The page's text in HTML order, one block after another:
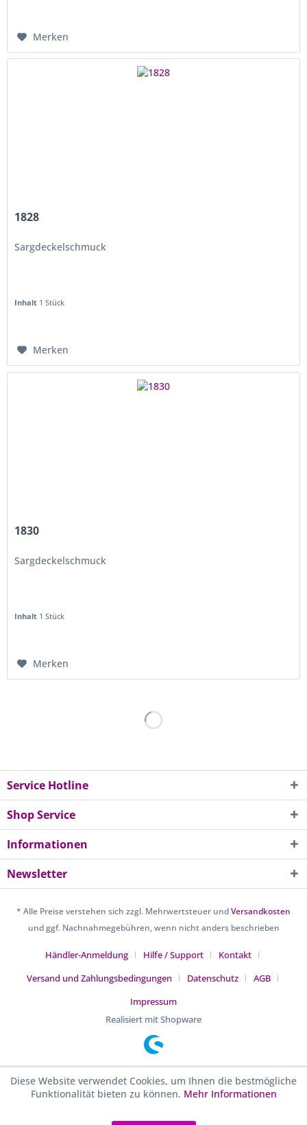
Merken
1828
Sargdeckelschmuck
Inhalt 1 Stück
Merken
1830
Sargdeckelschmuck
Inhalt 1 Stück
Merken
Service Hotline
Shop Service
Informationen
Newsletter
* Alle Preise verstehen sich zzgl. Mehrwertsteuer undVersandkosten
und ggf. Nachnahmegebühren, wenn nicht anders beschrieben
Händler-Anmeldung Hilfe / Support
Kontakt
Versand und Zahlungsbedingungen
Datenschutz
AGB
Impressum
Realisiert mit Shopware
Diese Website verwendet Cookies, um Ihnen die bestmögliche
Funktionalität bieten zu können. Mehr Informationen